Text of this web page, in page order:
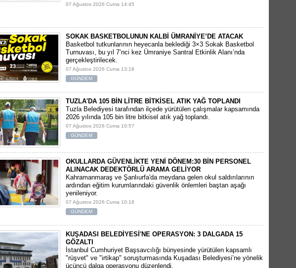
07 Ağustos 2026 Cuma 14:45
SOKAK BASKETBOLUNUN KALBİ ÜMRANİYE’DE ATACAK
Basketbol tutkunlarının heyecanla beklediği 3×3 Sokak Basketbol
Turnuvası, bu yıl 7’nci kez Ümraniye Santral Etkinlik Alanı’nda
gerçekleştirilecek.
07 Ağustos 2026 Cuma 13:18
GÜNDEM
TUZLA'DA 105 BİN LİTRE BİTKİSEL ATIK YAĞ TOPLANDI
Tuzla Belediyesi tarafından ilçede yürütülen çalışmalar kapsamında
2026 yılında 105 bin litre bitkisel atık yağ toplandı.
07 Ağustos 2026 Cuma 10:57
GÜNDEM
OKULLARDA GÜVENLİKTE YENİ DÖNEM:30 BİN PERSONEL
ALINACAK DEDEKTÖRLÜ ARAMA GELİYOR
​Kahramanmaraş ve Şanlıurfa'da meydana gelen okul saldırılarının
ardından eğitim kurumlarındaki güvenlik önlemleri baştan aşağı
yenileniyor.
07 Ağustos 2026 Cuma 10:18
GÜNDEM
KUŞADASI BELEDİYESİ'NE OPERASYON: 3 DALGADA 15
GÖZALTI
​İstanbul Cumhuriyet Başsavcılığı bünyesinde yürütülen kapsamlı
"rüşvet" ve "irtikap" soruşturmasında Kuşadası Belediyesi’ne yönelik
üçüncü dalga operasyonu düzenlendi.